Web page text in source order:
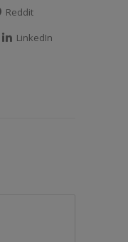
Reddit
LinkedIn